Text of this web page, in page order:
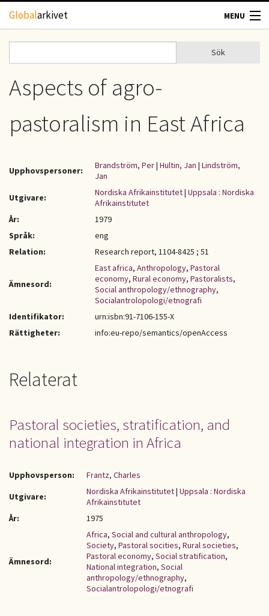
Hoppa till huvudinnehåll
Globalarkivet MENU
TIDSKRIFTER
OM OSS
Sökformulär
Sök
Aspects of agro-
pastoralism in East Africa
Upphovspersoner: Brandström, Per| Hultin, Jan | Lindström,
Jan
Utgivare:
Nordiska Afrikainstitutet| Uppsala : Nordiska
Afrikainstitutet
År:
1979
Språk:
eng
Relation:
Research report, 1104-8425 ; 51
Ämnesord:
East africa, Anthropology, Pastoral
economy, Rural economy, Pastoralists,
Social anthropology/ethnography,
Socialantrolopologi/etnografi
Identifikator:
urn:isbn:91-7106-155-X
Rättigheter:
info:eu-repo/semantics/openAccess
Relaterat
Pastoral societies, stratification, and
national integration in Africa
Upphovsperson:
Frantz, Charles
Utgivare:
Nordiska Afrikainstitutet| Uppsala : Nordiska
Afrikainstitutet
År:
1975
Ämnesord:
Africa, Social and cultural anthropology,
Society, Pastoral socities, Rural societies,
Pastoral economy, Social stratification,
National integration, Social
anthropology/ethnography,
Socialantrolopologi/etnografi